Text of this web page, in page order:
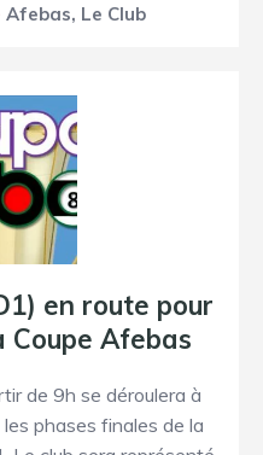
Afebas, Le Club
en route pour
Coupe Afebas
de 9h se déroulera à
phases finales de la